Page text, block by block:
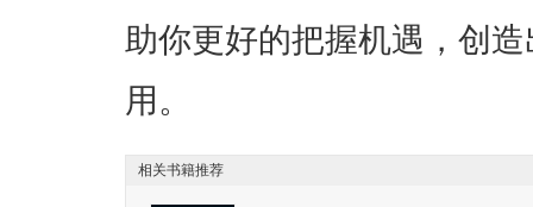
助你更好的把握机遇，创
用。
相关书籍推荐